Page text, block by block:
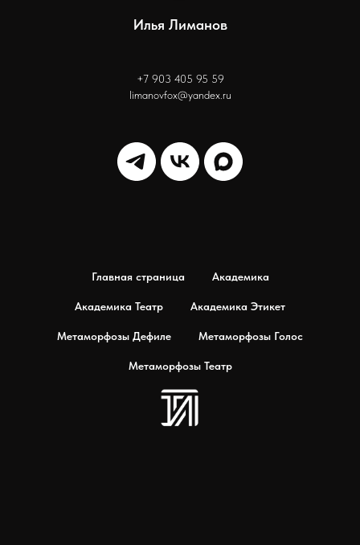
Илья Лиманов
+7 903 405 95 59
limanovfox@yandex.ru
Главная страница Академика
Академика Театр Академика Этикет
Метаморфозы Дефиле Метаморфозы Голос
Метаморфозы Театр